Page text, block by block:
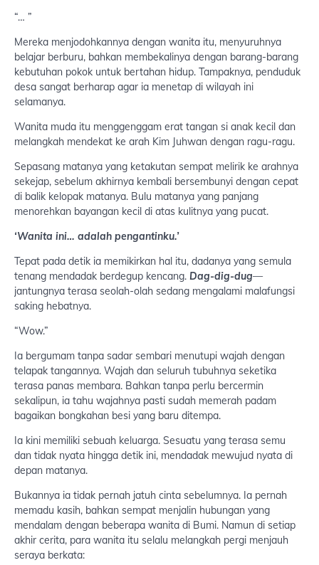
“… ”
Mereka menjodohkannya dengan wanita itu, menyuruhnya
belajar berburu, bahkan membekalinya dengan barang-barang
kebutuhan pokok untuk bertahan hidup. Tampaknya, penduduk
desa sangat berharap agar ia menetap di wilayah ini
selamanya.
Wanita muda itu menggenggam erat tangan si anak kecil dan
melangkah mendekat ke arah Kim Juhwan dengan ragu-ragu.
Sepasang matanya yang ketakutan sempat melirik ke arahnya
sekejap, sebelum akhirnya kembali bersembunyi dengan cepat
di balik kelopak matanya. Bulu matanya yang panjang
menorehkan bayangan kecil di atas kulitnya yang pucat.
‘Wanita ini… adalah pengantinku.’
Tepat pada detik ia memikirkan hal itu, dadanya yang semula
tenang mendadak berdegup kencang. Dag-dig-dug—
jantungnya terasa seolah-olah sedang mengalami malafungsi
saking hebatnya.
“Wow.”
Ia bergumam tanpa sadar sembari menutupi wajah dengan
telapak tangannya. Wajah dan seluruh tubuhnya seketika
terasa panas membara. Bahkan tanpa perlu bercermin
sekalipun, ia tahu wajahnya pasti sudah memerah padam
bagaikan bongkahan besi yang baru ditempa.
Ia kini memiliki sebuah keluarga. Sesuatu yang terasa semu
dan tidak nyata hingga detik ini, mendadak mewujud nyata di
depan matanya.
Bukannya ia tidak pernah jatuh cinta sebelumnya. Ia pernah
memadu kasih, bahkan sempat menjalin hubungan yang
mendalam dengan beberapa wanita di Bumi. Namun di setiap
akhir cerita, para wanita itu selalu melangkah pergi menjauh
seraya berkata: